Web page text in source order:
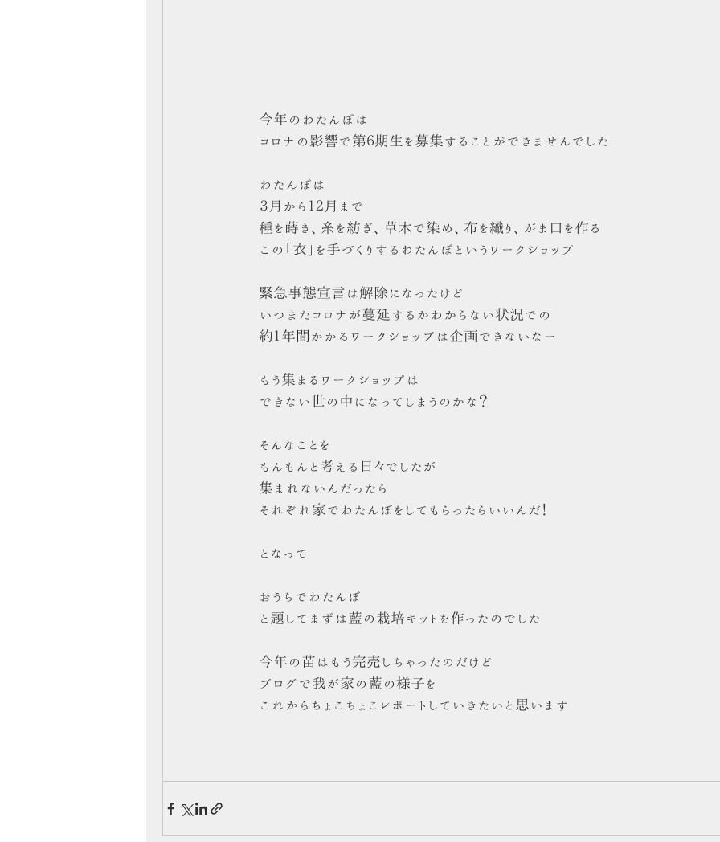
今年のわたんぼは
コロナの影響で第６期生を募集することができませんでした
わたんぼは
３月から１２月まで
種を蒔き、糸を紡ぎ、草木で染め、布を織り、がま口を作る
この「衣」を手づくりするわたんぼというワークショップ
緊急事態宣言は解除になったけど
いつまたコロナが蔓延するかわからない状況での
約１年間かかるワークショップは企画できないなー
もう集まるワークショップは
できない世の中になってしまうのかな？
そんなことを
もんもんと考える日々でしたが
集まれないんだったら
それぞれ家でわたんぼをしてもらったらいいんだ！
となって
おうちでわたんぼ
と題してまずは藍の栽培キットを作ったのでした
今年の苗はもう完売しちゃったのだけど
ブログで我が家の藍の様子を
これからちょこちょこレポートしていきたいと思います